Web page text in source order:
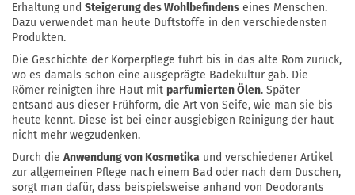
Erhaltung und Steigerung des Wohlbefindens eines Menschen.
Dazu verwendet man heute Duftstoffe in den verschiedensten
Produkten.
Die Geschichte der Körperpflege führt bis in das alte Rom zurück,
wo es damals schon eine ausgeprägte Badekultur gab. Die
Römer reinigten ihre Haut mit parfumierten Ölen. Später
entsand aus dieser Frühform, die Art von Seife, wie man sie bis
heute kennt. Diese ist bei einer ausgiebigen Reinigung der haut
nicht mehr wegzudenken.
Durch die Anwendung von Kosmetika und verschiedener Artikel
zur allgemeinen Pflege nach einem Bad oder nach dem Duschen,
sorgt man dafür, dass beispielsweise anhand von Deodorants